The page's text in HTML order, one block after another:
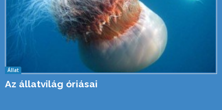
Állat
Az állatvilág óriásai